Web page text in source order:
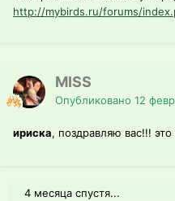
http://mybirds.ru/forums/
MISS
Опубликовано 12
ириска, поздравляю вас!!!
4 месяца спустя...